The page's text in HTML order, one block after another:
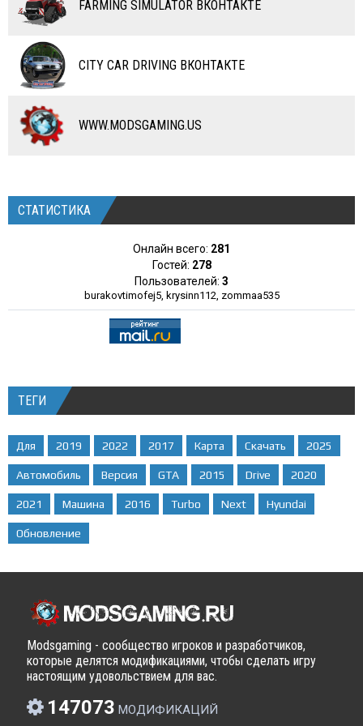
КАРТЫ
ЧИТЫ
ПРОГРАММЫ
РАЗНОЕ
FARMING SIMULATOR ВКОНТАКТЕ
CITY CAR DRIVING ВКОНТАКТЕ
WWW.MODSGAMING.US
СТАТИСТИКА
Онлайн всего: 281
Гостей: 278
Пользователей: 3
burakovtimofej5, krysinn112, zommaa535
ТЕГИ
Для 2019 2022 2017 Карта Скачать 2025
Автомобиль Версия GTA 2015 Drive 2020
2021 Машина 2016 Turbo Next Hyundai
Обновление
Modsgaming - сообщество игроков и разработчиков,
которые делятся модификациями, чтобы сделать игру
настоящим удовольствием для вас.
147073 МОДИФИКАЦИЙ